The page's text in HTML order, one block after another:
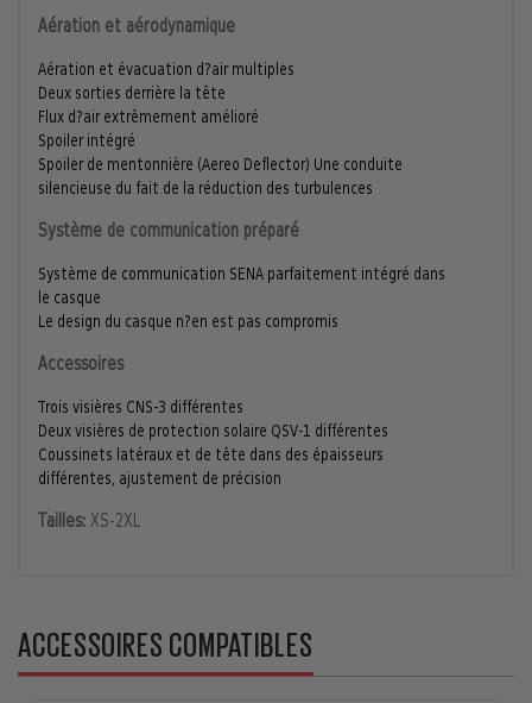
Aération et aérodynamique
Aération et évacuation d?air multiples
Deux sorties derrière la tête
Flux d?air extrêmement amélioré
Spoiler intégré
Spoiler de mentonnière (Aereo Deflector) Une conduite
silencieuse du fait de la réduction des turbulences
Système de communication préparé
Système de communication SENA parfaitement intégré dans
le casque
Le design du casque n?en est pas compromis
Accessoires
Trois visières CNS-3 différentes
Deux visières de protection solaire QSV-1 différentes
Coussinets latéraux et de tête dans des épaisseurs
différentes, ajustement de précision
Tailles: XS-2XL
ACCESSOIRES COMPATIBLES